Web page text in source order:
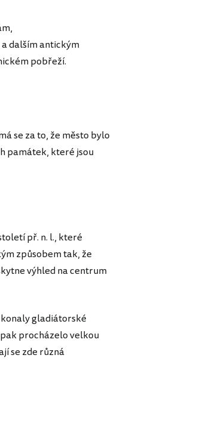
dalším antickým
pobřeží.
se za to, že město bylo
památek, které jsou
př. n. l., které
způsobem tak, že
výhled na centrum
konaly gladiátorské
procházelo velkou
se zde různá